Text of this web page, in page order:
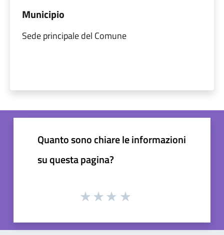
Municipio
Sede principale del Comune
Quanto sono chiare le informazioni
su questa pagina?